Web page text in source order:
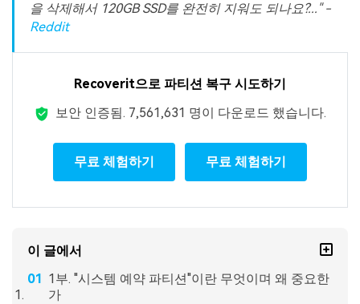
을 삭제해서 120GB SSD를 완전히 지워도 되나요?..." -
Reddit
Recoverit으로 파티션 복구 시도하기
보안 인증됨. 7,561,645 명이 다운로드 했습니다.
무료 체험하기 무료 체험하기
이 글에서
1부. "시스템 예약 파티션"이란 무엇이며 왜 중요한
가